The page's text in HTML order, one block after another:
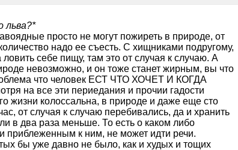
льва?*
просто не могут пожиреть в природе, от
надо ее съесть. С хищниками подругому,
себе пищу, там это от случая к случаю. А
невозможно, и он тоже станет жирным, вы что
что человек ЕСТ ЧТО ХОЧЕТ И КОГДА
все эти периедания и прочии гадости
жизни колоссальна, в природе и даже еще сто
от случая к случаю перебивались, да и хранить
в два раза меньше. То есть о каком либо
приблеженным к ним, не может идти речи.
бы уже давно не было, как и худых и тощих